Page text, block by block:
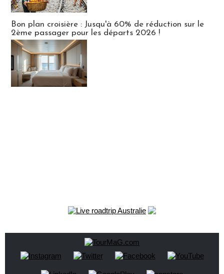
Bon plan croisière : Jusqu'à 60% de réduction sur le
2ème passager pour les départs 2026 !